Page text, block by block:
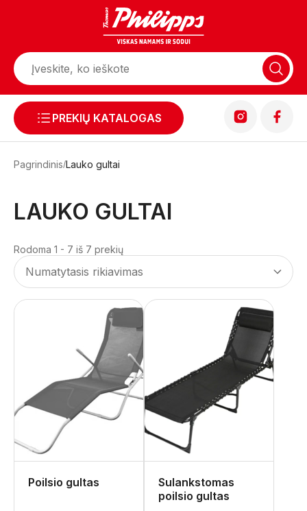
PREKIŲ KATALOGAS
Pagrindinis Lauko gultai
LAUKO GULTAI
Rodoma 1 - 7 iš 7 prekių
Poilsio gultas
Sulankstomas
poilsio gultas